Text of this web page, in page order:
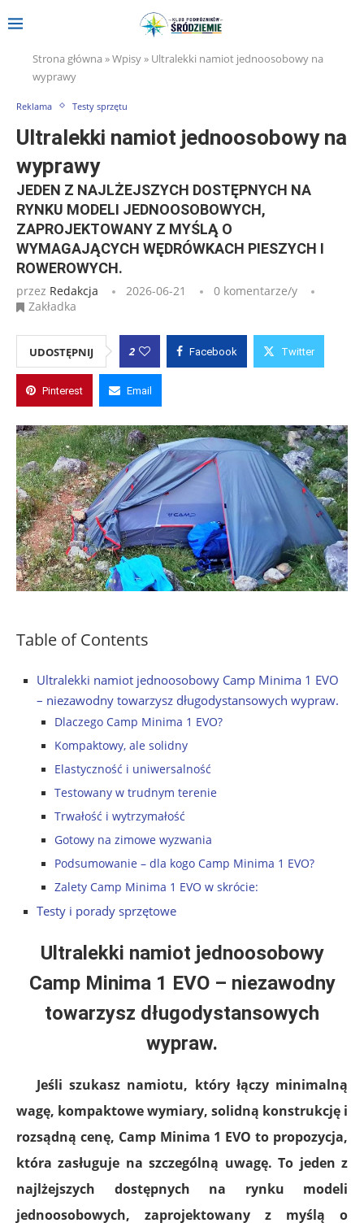
Strona główna »Wpisy» Ultralekki namiot jednoosobowy na
wyprawy
Reklama Testy sprzętu
Ultralekki namiot jednoosobowy na
wyprawy
JEDEN Z NAJLŻEJSZYCH DOSTĘPNYCH NA
RYNKU MODELI JEDNOOSOBOWYCH,
ZAPROJEKTOWANY Z MYŚLĄ O
WYMAGAJĄCYCH WĘDRÓWKACH PIESZYCH I
ROWEROWYCH.
przez Redakcja 2026-06-21
0 komentarze/y
Zakładka
UDOSTĘPNIJ 2 Facebook Twitter
Pinterest Email
Table of Contents
Ultralekki namiot jednoosobowy Camp Minima 1 EVO
– niezawodny towarzysz długodystansowych wypraw.
Dlaczego Camp Minima 1 EVO?
Kompaktowy, ale solidny
Elastyczność i uniwersalność
Testowany w trudnym terenie
Trwałość i wytrzymałość
Gotowy na zimowe wyzwania
Podsumowanie – dla kogo Camp Minima 1 EVO?
Zalety Camp Minima 1 EVO w skrócie:
Testy i porady sprzętowe
Ultralekki namiot jednoosobowy
Camp Minima 1 EVO – niezawodny
towarzysz długodystansowych
wypraw.
Jeśli szukasz namiotu, który łączy minimalną
wagę, kompaktowe wymiary, solidną konstrukcję i
rozsądną cenę, Camp Minima 1 EVO to propozycja,
która zasługuje na szczególną uwagę. To jeden z
najlżejszych dostępnych na rynku modeli
jednoosobowych, zaprojektowany z myślą o